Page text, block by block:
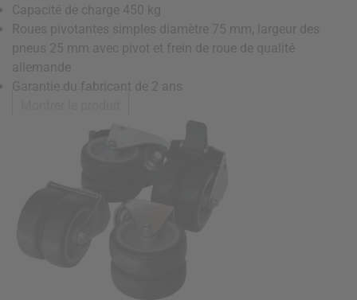
Capacité de charge 450 kg
Roues pivotantes simples diamètre 75 mm, largeur des
pneus 25 mm avec pivot et frein de roue de qualité
allemande
Garantie du fabricant de 2 ans